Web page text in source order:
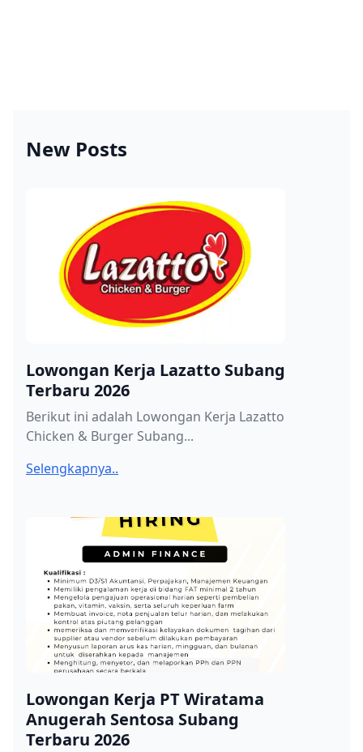
New Posts
Lowongan Kerja Lazatto Subang
Terbaru 2026
Berikut ini adalah Lowongan Kerja Lazatto
Chicken & Burger Subang...
Selengkapnya..
Lowongan Kerja PT Wiratama
Anugerah Sentosa Subang
Terbaru 2026